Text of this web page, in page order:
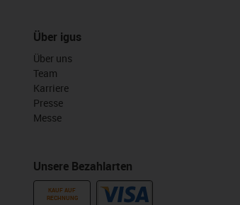
Über igus
Über uns
Team
Karriere
Presse
Messe
Unsere Bezahlarten
KAUF AUF
RECHNUNG